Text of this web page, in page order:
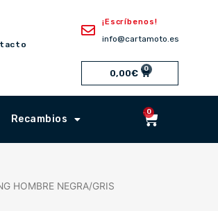
¡Escríbenos!
info@cartamoto.es
0,00€ 0Cart
Recambios
0
HOMBRE NEGRA/GRIS